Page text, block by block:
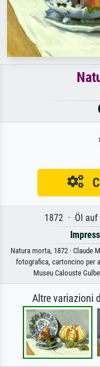
1872 · Öl auf
Natura morta, 1872 · Claude
fotografica, cartoncino per
Museu Calouste
Altre variazioni